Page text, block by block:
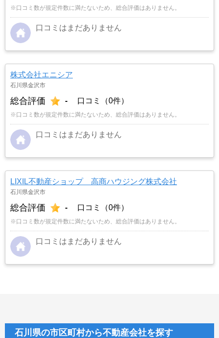
※口コミ数が規定件数に満たないため、総合評価はありません。
口コミはまだありません
株式会社エニシア
石川県金沢市
総合評価 - 口コミ（0件）
※口コミ数が規定件数に満たないため、総合評価はありません。
口コミはまだありません
LIXIL不動産ショップ 高商ハウジング株式会社
石川県金沢市
総合評価 - 口コミ（0件）
※口コミ数が規定件数に満たないため、総合評価はありません。
口コミはまだありません
石川県の市区町村から不動産会社を探す